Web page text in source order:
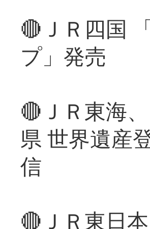
🔴ＪＲ四国
プ」発売
🔴ＪＲ東海
県 世界遺産
信
🔴ＪＲ東日